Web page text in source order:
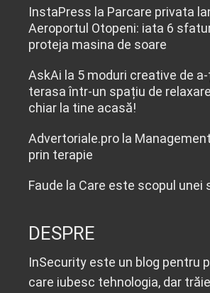
InstaPress la Parcare privata
Aeroportul Otopeni: iata 6
proteja masina de soare
AskAi la 5 moduri creative de
terasa într-un spațiu de
chiar la tine acasă!
Advertoriale.pro la
prin terapie
Faude la Care este scopul unei
DESPRE
InSecurity este un blog pentru
care iubesc tehnologia, dar